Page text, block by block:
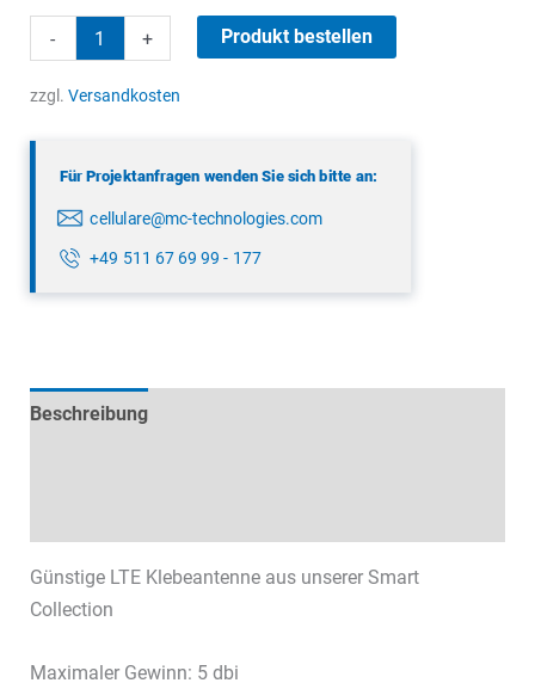
7,37 €
2,00 €.
-
Klebeantenne
Menge
+ Produkt bestellen
zzgl. Versandkosten
Für Projektanfragen wenden Sie sich bitte an:
cellulare@mc-technologies.com
+49 511 67 69 99 - 177
Beschreibung
Günstige LTE Klebeantenne aus unserer Smart
Collection
Maximaler Gewinn: 5 dbi